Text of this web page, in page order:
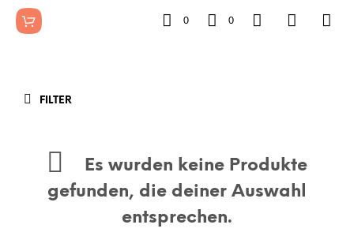
0 0
FILTER
Es wurden keine Produkte
gefunden, die deiner Auswahl
entsprechen.